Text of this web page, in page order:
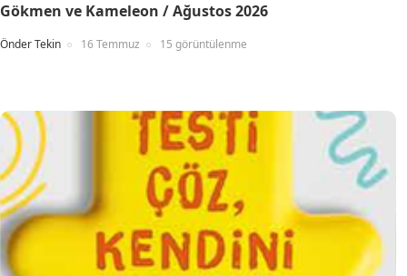
Gökmen ve Kameleon / Ağustos 2026
Önder Tekin 16 Temmuz 15 görüntülenme